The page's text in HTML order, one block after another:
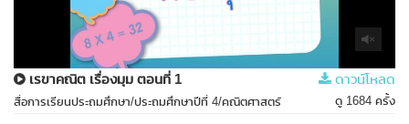
เรขาคณิต เรื่องมุม ตอนที่ 1 ดาวน์โหลด
สื่อการเรียนประถมศึกษา/ประถมศึกษาปีที่ 4/คณิตศาสตร์ ดู 1684 ครั้ง